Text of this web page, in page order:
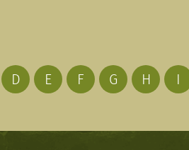
D E F G H I